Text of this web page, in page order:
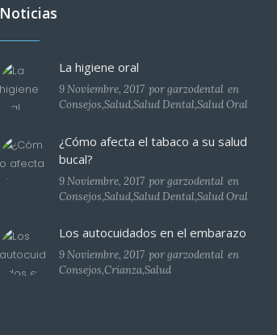
Noticias
La higiene oral
9 Noviembre, 2017 porgarzodental en
Consejos,Salud,Salud Dental,Salud Oral
¿Cómo afecta el tabaco a su salud
bucal?
9 Noviembre, 2017 porgarzodental en
Consejos,Salud,Salud Dental,Salud Oral
Los autocuidados en el embarazo
9 Noviembre, 2017 porgarzodental en
Consejos,Crianza,Salud